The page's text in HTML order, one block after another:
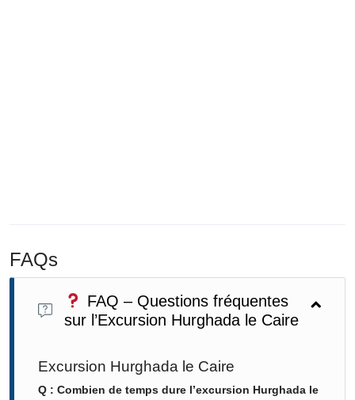
FAQs
FAQ – Questions fréquentes
sur l’Excursion Hurghada le Caire
Excursion Hurghada le Caire
Q : Combien de temps dure l’excursion Hurghada le